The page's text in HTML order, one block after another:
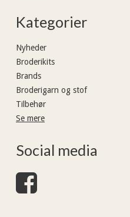
Kategorier
Nyheder
Broderikits
Brands
Broderigarn og stof
Tilbehør
Se mere
Social media